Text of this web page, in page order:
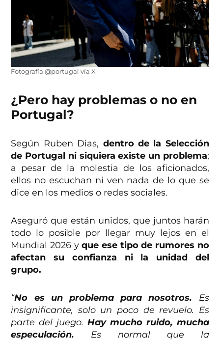
Fotografía @portugal vía X
¿Pero hay problemas o no en
Portugal?
Según Ruben Dias, dentro de la Selección
de Portugal ni siquiera existe un problema;
a pesar de la molestia de los aficionados,
ellos no escuchan ni ven nada de lo que se
dice en los medios o redes sociales.
Aseguró que están unidos, que juntos harán
todo lo posible por llegar muy lejos en el
Mundial 2026 yque ese tipo de rumores no
afectan su confianza ni la unidad del
grupo.
“No es un problema para nosotros. Es
insignificante, solo un poco de revuelo. Es
parte del juego. Hay mucho ruido, mucha
especulación. Es normal que la